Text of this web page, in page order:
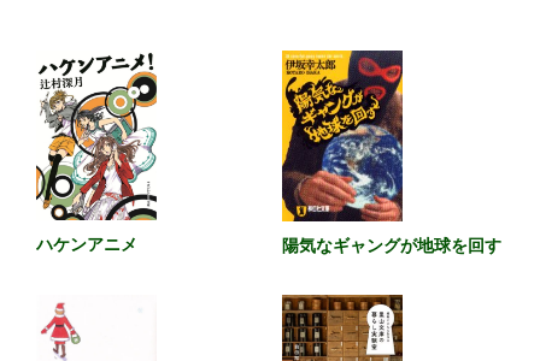
ハケンアニメ 陽気なギャングが地球を回す